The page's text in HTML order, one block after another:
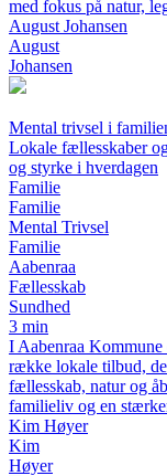
med fokus på natur,
August Johansen
August
Johansen
Mental trivsel i
Lokale fællesskaber
og styrke i hverdagen
Familie
Familie
Mental Trivsel
Familie
Aabenraa
Fællesskab
Sundhed
3 min
I Aabenraa
række lokale tilbud,
fællesskab, natur og
familieliv og en
Kim Høyer
Kim
Høyer